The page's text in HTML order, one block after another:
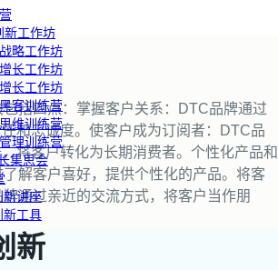
新工作坊
略工作坊
长工作坊
长工作坊
客训练营
维训练营
理训练营
集思会
新讲座
新工具
括四点：掌握客户关系：DTC品牌通过
和忠诚度。使客户成为订阅者：DTC品
将客户转化为长期消费者。个性化产品和
解客户喜好，提供个性化的产品。将客
通过亲近的交流方式，将客户当作朋
新